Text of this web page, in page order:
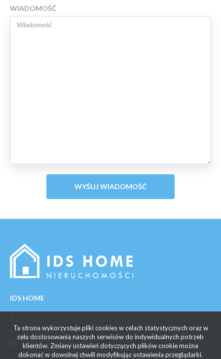
WIADOMOŚĆ
IDS HOME
732 707 377
idshomepl@gmail.com
Ta strona wykorzystuje pliki cookies w celach statystycznych oraz w
celu dostosowania naszych serwisów do indywidualnych potrzeb
klientów. Zmiany ustawień dotyczących plików cookie można
dokonać w dowolnej chwili modyfikując ustawienia przeglądarki.